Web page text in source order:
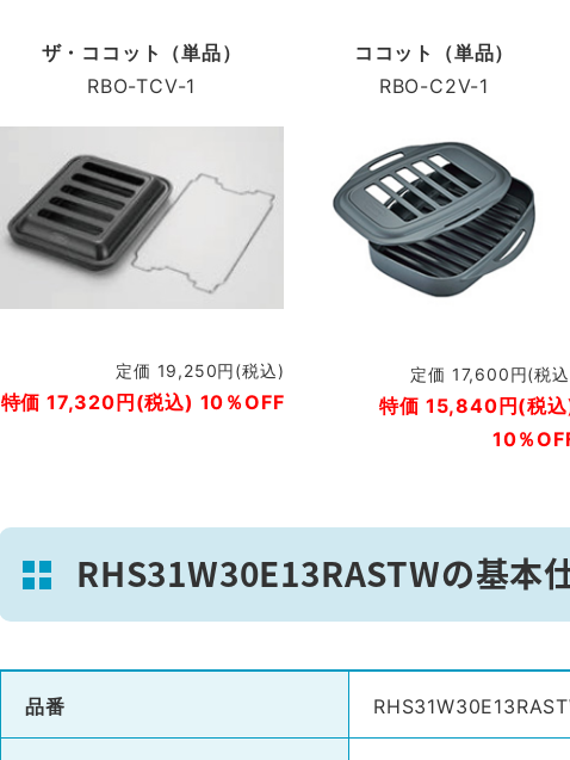
ザ・ココット（単品）
RBO-TCV-1
定価 19,250円(税込)
特価 17,320円(税込) 10％OFF
ココット（単品）
RBO-C2V-1
定価 17,600円(税
特価 15,840円(税
10％
RHS31W30E13RASTWの基本
品番